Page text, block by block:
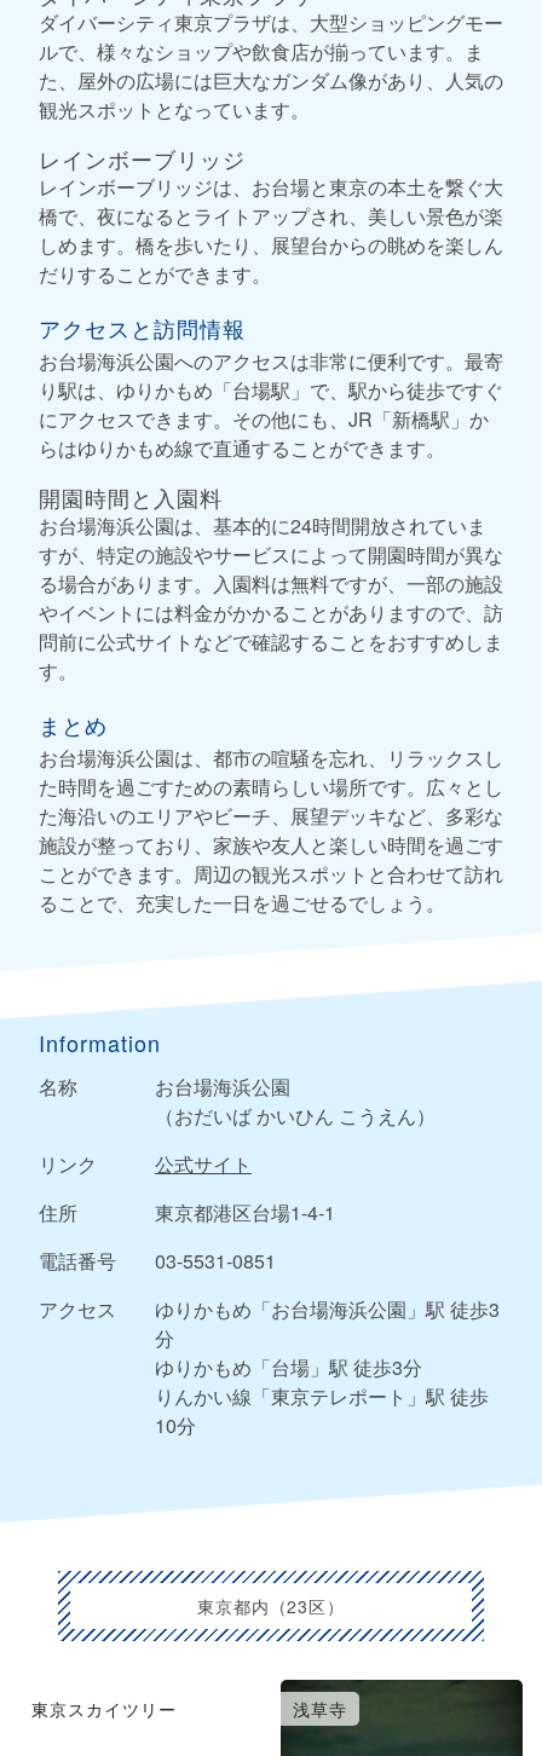
ダイバーシティ東京プラザは、大型ショッピングモー
ルで、様々なショップや飲食店が揃っています。ま
た、屋外の広場には巨大なガンダム像があり、人気の
観光スポットとなっています。
レインボーブリッジ
レインボーブリッジは、お台場と東京の本土を繋ぐ大
橋で、夜になるとライトアップされ、美しい景色が楽
しめます。橋を歩いたり、展望台からの眺めを楽しん
だりすることができます。
アクセスと訪問情報
お台場海浜公園へのアクセスは非常に便利です。最寄
り駅は、ゆりかもめ「台場駅」で、駅から徒歩ですぐ
にアクセスできます。その他にも、JR「新橋駅」か
らはゆりかもめ線で直通することができます。
開園時間と入園料
お台場海浜公園は、基本的に24時間開放されていま
すが、特定の施設やサービスによって開園時間が異な
る場合があります。入園料は無料ですが、一部の施設
やイベントには料金がかかることがありますので、訪
問前に公式サイトなどで確認することをおすすめしま
す。
まとめ
お台場海浜公園は、都市の喧騒を忘れ、リラックスし
た時間を過ごすための素晴らしい場所です。広々とし
た海沿いのエリアやビーチ、展望デッキなど、多彩な
施設が整っており、家族や友人と楽しい時間を過ごす
ことができます。周辺の観光スポットと合わせて訪れ
ることで、充実した一日を過ごせるでしょう。
Information
名称
お台場海浜公園
（おだいば かいひん こうえん）
リンク
公式サイト
住所
東京都港区台場1-4-1
電話番号
03-5531-0851
アクセス
ゆりかもめ「お台場海浜公園」駅 徒歩3
分
ゆりかもめ「台場」駅 徒歩3分
りんかい線「東京テレポート」駅 徒歩
10分
東京都内（23区）
東京スカイツリー 浅草寺